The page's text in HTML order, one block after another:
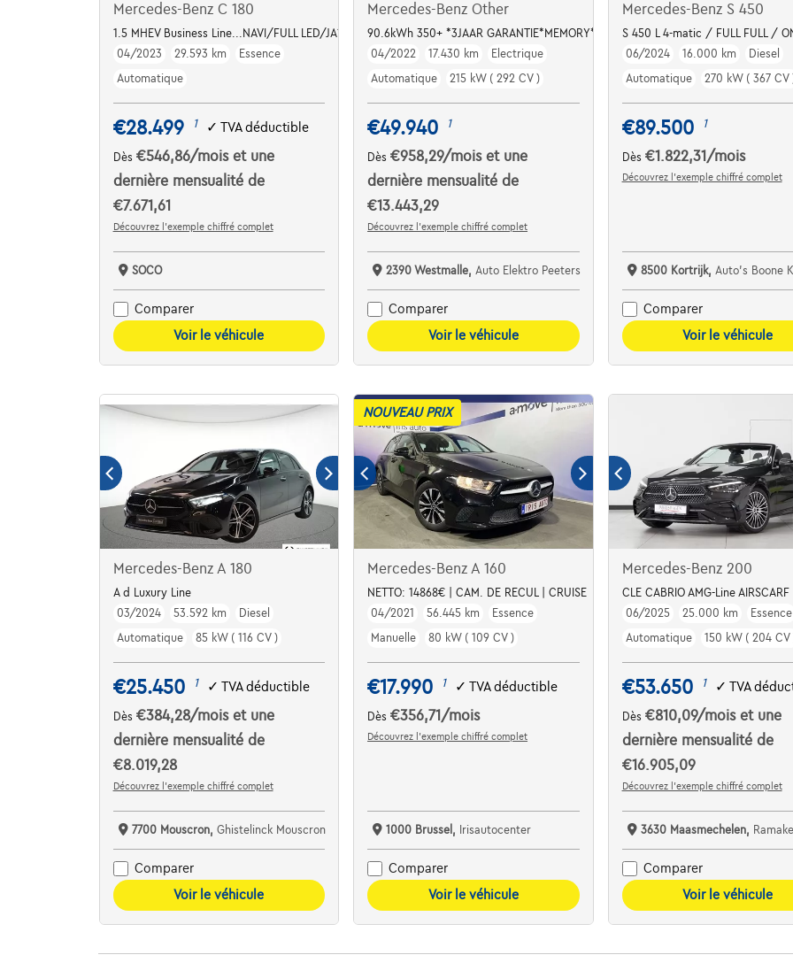
Mercedes-Benz C 180
1.5 MHEV Business Line...NAVI/FULL LED/JA17/PDC AV AR
04/2023
29.593 km
Essence
Automatique
€28.499 1 ✓ TVA déductible
Dès €546,86/mois et une
dernière mensualité de
€7.671,61
Découvrez l’exemple chiffré complet
SOCO
Comparer
Voir le véhicule
Mercedes-Benz Other
90.6kWh 350+ *3JAAR GARANTIE*MEMORY*LEDER*BURMESTER
04/2022
17.430 km
Electrique
Automatique
215 kW ( 292 CV )
€49.940 1
Dès€958,29/moiset une
dernière mensualité de
€13.443,29
Découvrez l’exemple chiffré complet
2390 Westmalle, Auto Elektro Peeters
Comparer
Voir le véhicule
Mercedes-Benz S 450
S 450 L 4-matic / FULL FULL /
06/2024
16.000 km
Diesel
Automatique
270 kW ( 367 CV
€89.500 1
Dès €1.822,31 /mois
Découvrez l’exemple chiffré complet
8500 Kortrijk, Auto's Boone K
Comparer
Voir le véhicule
Mercedes-Benz A 180
A d Luxury Line
03/2024
53.592 km
Diesel
Automatique
85 kW ( 116 CV )
€25.450 1 ✓ TVA déductible
Dès €384,28/mois et une
dernière mensualité de
€8.019,28
Découvrez l’exemple chiffré complet
7700 Mouscron, Ghistelinck Mouscron
Comparer
Voir le véhicule
NOUVEAU PRIX
Mercedes-Benz A 160
NETTO: 14868€ | CAM. DE RECUL | CRUISE
04/2021
56.445 km
Essence
Manuelle
80 kW ( 109 CV )
€17.990 1 ✓TVA déductible
Dès€356,71 /mois
Découvrez l’exemple chiffré complet
1000 Brussel, Irisautocenter
Comparer
Voir le véhicule
Mercedes-Benz 200
CLE CABRIO AMG-Line
06/2025
25.000 km
Essence
Automatique
150 kW ( 204 CV
€53.650 1 ✓ TVA
Dès €810,09/mois et une
dernière mensualité de
€16.905,09
Découvrez l’exemple chiffré complet
3630 Maasmechelen, Ramakers
Comparer
Voir le véhicule